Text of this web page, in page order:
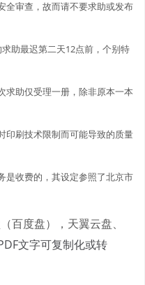
全审查，故而请不要求助或发布
助最迟第二天12点前，个别特
求助仅受理一册，除非原本一本
印刷技术限制而可能导致的质量
是收费的，其设定参照了北京市
百度盘），天翼云盘、
文字可复制化或转